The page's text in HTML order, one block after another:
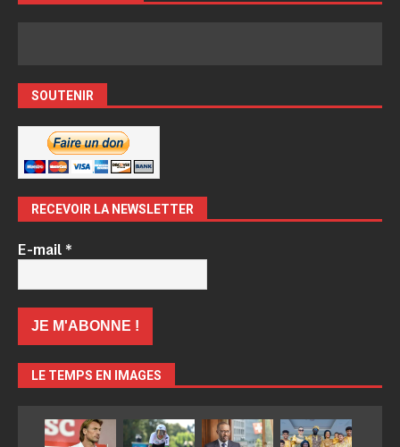
SOUTENIR
RECEVOIR LA NEWSLETTER
E-mail*
LE TEMPS EN IMAGES